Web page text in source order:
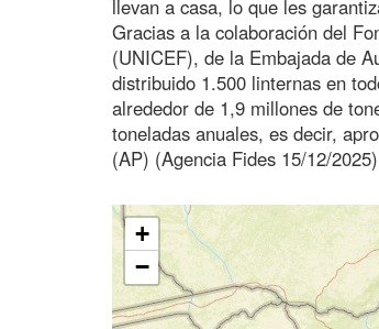
llevan a casa, lo que les
Gracias a la colaboración del
(UNICEF), de la Embajada de
distribuido 1.500 linternas en
alrededor de 1,9 millones de
toneladas anuales, es decir,
(AP) (Agencia Fides 15/12/2025)
+
−